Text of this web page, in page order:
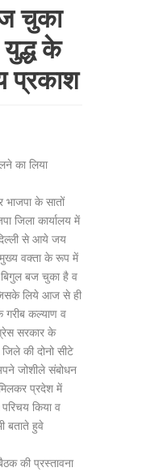
चुका
युद्ध के
प्रकाश
का लिया
भाजपा के सातों
जिला कार्यालय में
से आये जय
वक्ता के रूप में
बज चुका है व
लिये आज से ही
गरीब कल्याण व
सरकार के
की दोनो सीटे
जोशीले संबोधन
प्रदेश में
किया व
बताते हुवे
की प्रस्तावना